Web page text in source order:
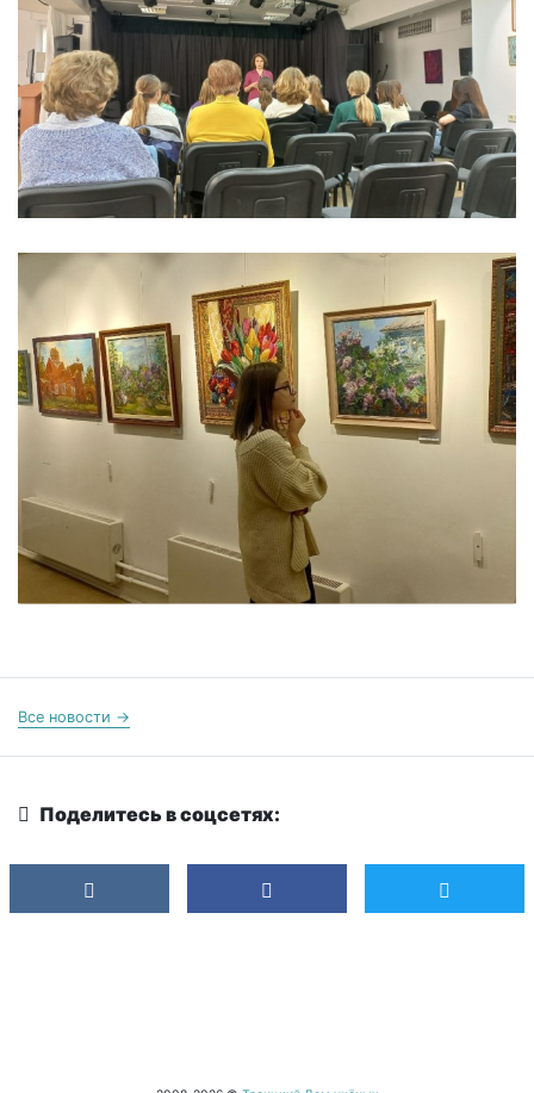
Все новости →
Поделитесь в соцсетях: